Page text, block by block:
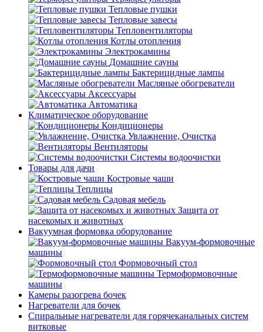
Тепловые пушки
Тепловые завесы
Тепловентиляторы
Котлы отопления
Электрокамины
Домашние сауны
Бактерицидные лампы
Масляные обогреватели
Аксессуары
Автоматика
Климатическое оборудование
Кондиционеры
Увлажнение, Очистка
Вентиляторы
Системы водоочистки
Товары для дачи
Костровые чаши
Теплицы
Садовая мебель
Защита от
насекомых и животных
Вакуумная формовка оборудование
Вакуум-формовочные
машины
Формовочный стол
Термоформовочные
машины
Камеры разогрева бочек
Нагреватели для бочек
Спиральные нагреватели для горячеканальных систем
витковые